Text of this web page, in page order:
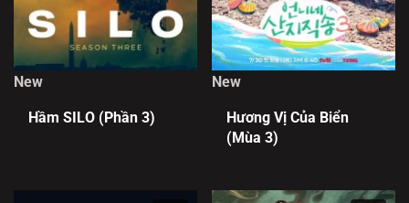
New
Hầm SILO (Phần 3)
New
Hương Vị Của Biển
(Mùa 3)